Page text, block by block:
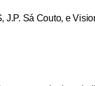
Sá Couto, e